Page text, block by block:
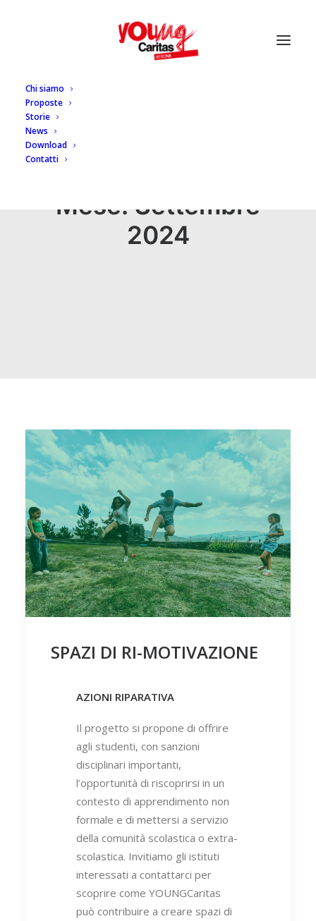
Chi siamo
Proposte
Storie
News
Download
Contatti
Mese: Settembre
2024
SPAZI DI RI-MOTIVAZIONE
AZIONI RIPARATIVA
Il progetto si propone di offrire
agli studenti, con sanzioni
disciplinari importanti,
l’opportunità di riscoprirsi in un
contesto di apprendimento non
formale e di mettersi a servizio
della comunità scolastica o extra-
scolastica. Invitiamo gli istituti
interessati a contattarci per
scoprire come YOUNGCaritas
può contribuire a creare spazi di